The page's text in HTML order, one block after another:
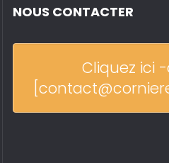
NOUS CONTACTER
Cliquez ici